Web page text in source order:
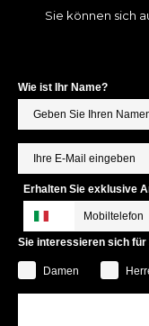
Sie können sich
Wie ist Ihr Name?
Erhalten Sie exklusive
Sie interessieren sich
Damen